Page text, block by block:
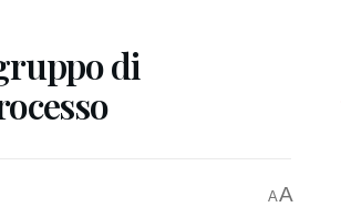
di
AA